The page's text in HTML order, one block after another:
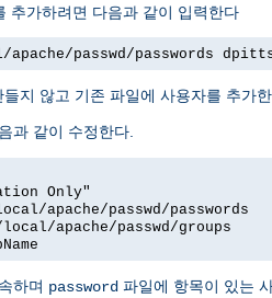
추가하려면 다음과 같이 입력한다
passwd/passwords
지 않고 기존 파일에 사용자를 추가
과 같이 수정한다.
Only"
apache/passwd/passwords
apache/passwd/groups
하며 password 파일에 항목이 있는